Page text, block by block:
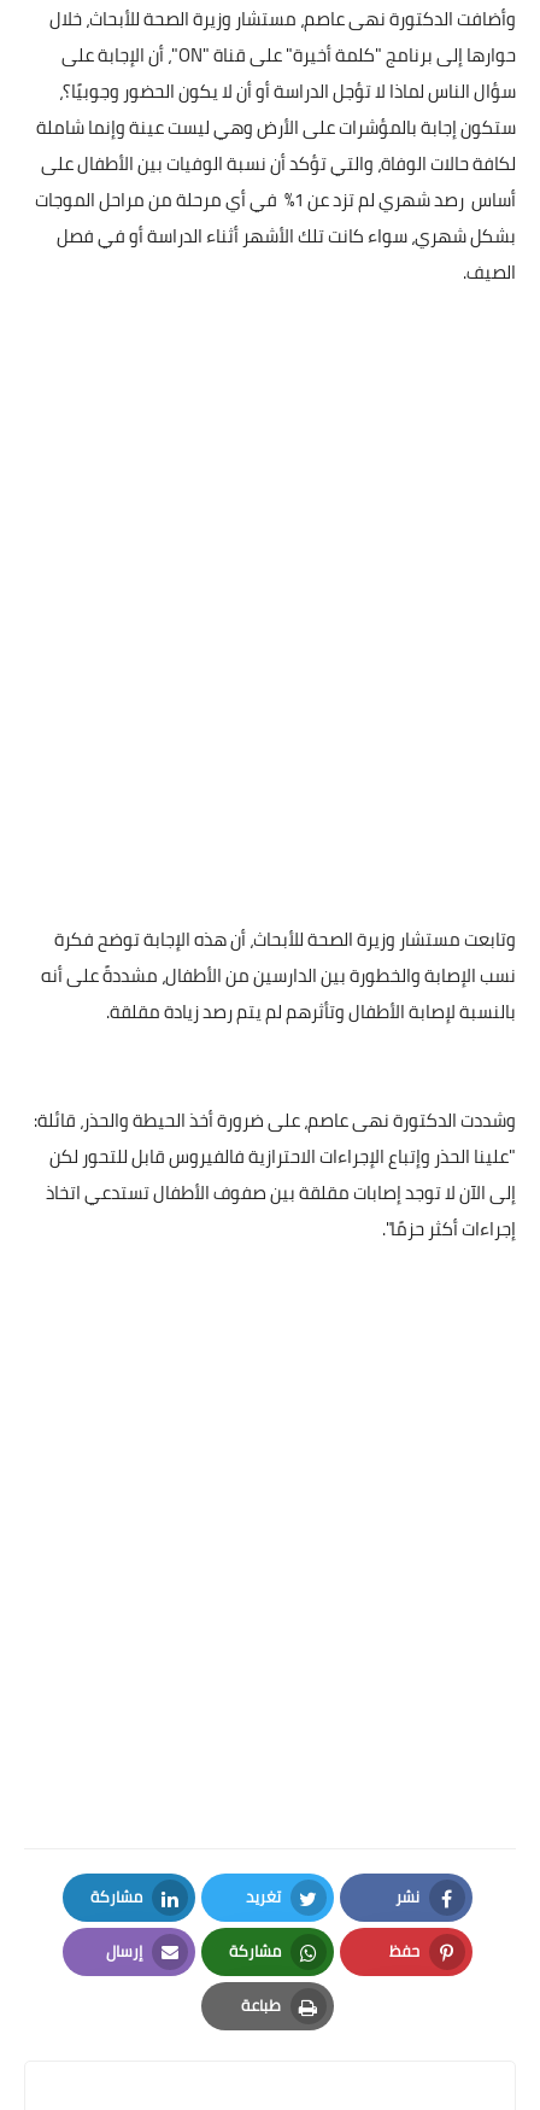
وأضافت الدكتورة نهى عاصم، مستشار وزيرة الصحة للأبحاث، خلال
حوارها إلى برنامج "كلمة أخيرة" على قناة "ON"، أن الإجابة على
سؤال الناس لماذا لا تؤجل الدراسة أو أن لا يكون الحضور وجوبيًا؟،
ستكون إجابة بالمؤشرات على الأرض وهي ليست عينة وإنما شاملة
لكافة حالات الوفاة، والتي تؤكد أن نسبة الوفيات بين الأطفال على
أساس رصد شهري لم تزد عن 1%
في أي مرحلة من مراحل الموجات
بشكل شهري، سواء كانت تلك الأشهر أثناء الدراسة أو في فصل
الصيف.
وتابعت مستشار وزيرة الصحة للأبحاث، أن هذه الإجابة توضح فكرة
نسب الإصابة والخطورة بين الدارسين من الأطفال، مشددةً على أنه
بالنسبة لإصابة الأطفال وتأثرهم لم يتم رصد زيادة مقلقة.
وشددت الدكتورة نهى عاصم، على ضرورة أخذ الحيطة والحذر، قائلة:
"علينا الحذر وإتباع الإجراءات الاحترازية فالفيروس قابل للتحور لكن
إلى الآن لا توجد إصابات مقلقة بين صفوف الأطفال تستدعي اتخاذ
إجراءات أكثر حزمًا".
نشر
Facebook
تغريد
Twitter
مشاركة
LinkedIn
حفظ
Pinterest
مشاركة
Whatsapp
إرسال
Email
طباعة
Print